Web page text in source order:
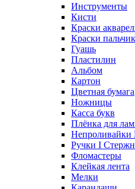
Инструменты
Кисти
Краски
Краски
Гуашь
Пластилин
Альбом
Картон
Цветная бумага
Ножницы
Касса букв
Плёнка для
Непроливайки
Ручки I
Фломастеры
Клейкая лента
Мелки